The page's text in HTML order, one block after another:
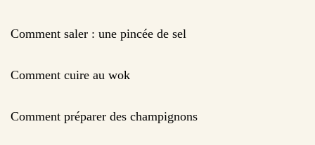
Comment saler : une pincée de sel
Comment cuire au wok
Comment préparer des champignons